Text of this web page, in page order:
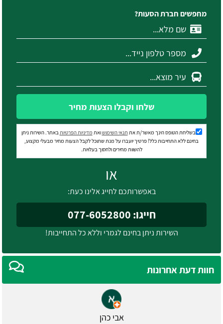
מחפשים חברת הסעות?
שלחו וקבלו הצעות מחיר
בשליחת הטופס הינך מאשר/ת את תנאי השימושואת מדיניות הפרטיותבאתר. השירות ניתן
בחינם ללא התחייבות כלל! פרטיך יועברו על מנת שתוכל לקבל הצעות מחיר מבעלי מקצוע,
להשוות מחירים ולחסוך בעלויות.
או
באפשרותכם לחייג אלינו כעת:
חייגו: 077-6052800
השירות ניתן בחינם לגמרי וללא כל התחייבות!
חוות דעת אחרונות
אבי כהן